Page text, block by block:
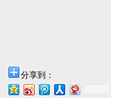
分享到：